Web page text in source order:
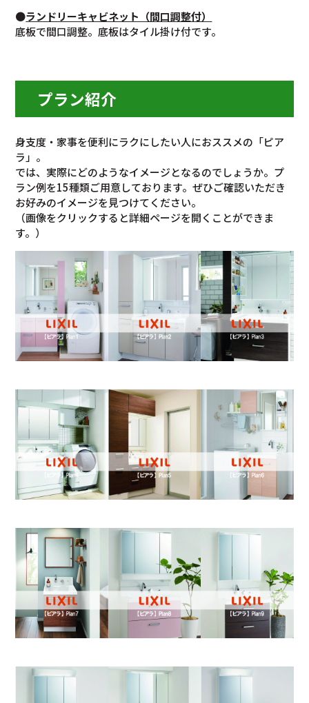
●ランドリーキャビネット（間口調整付）
底板で間口調整。底板はタイル掛け付です。
プラン紹介
身支度・家事を便利にラクにしたい人におススメの「ピア
ラ」。
では、実際にどのようなイメージとなるのでしょうか。プ
ラン例を15種類ご用意しております。ぜひご確認いただき
お好みのイメージを見つけてください。
（画像をクリックすると詳細ページを開くことができま
す。）